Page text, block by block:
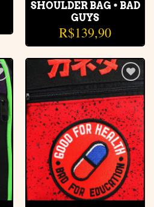
SHOULDER BAG • BAD
GUYS
R$139,90
Adicionar
à lista de
desejos